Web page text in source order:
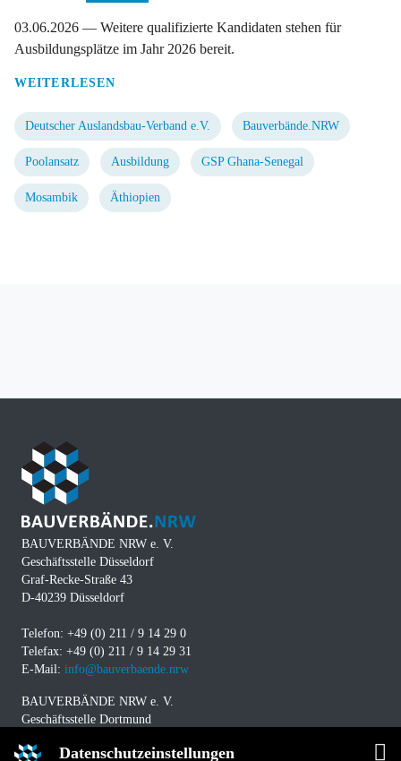
Datenschutzeinstellungen
03.06.2026 — Weitere qualifizierte Kandidaten stehen für
Ausbildungsplätze im Jahr 2026 bereit.
WEITERLESEN
Deutscher Auslandsbau-Verband e.V. Bauverbände.NRW
Poolansatz Ausbildung GSP Ghana-Senegal
Mosambik Äthiopien
BAUVERBÄNDE NRW e. V.
Geschäftsstelle Düsseldorf
Graf-Recke-Straße 43
D-40239 Düsseldorf
Telefon: +49 (0) 211 / 9 14 29 0
Telefax: +49 (0) 211 / 9 14 29 31
E-Mail: info@bauverbaende.nrw
BAUVERBÄNDE NRW e. V.
Geschäftsstelle Dortmund
D-44141 Dortmund